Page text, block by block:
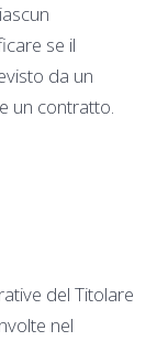
se il
da un
un contratto.
del Titolare
nel